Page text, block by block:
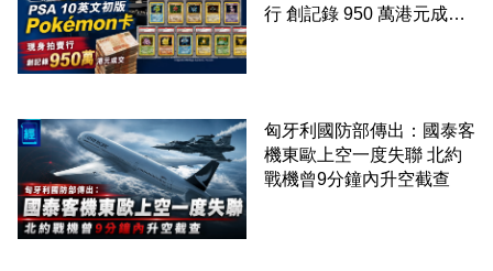
行 創記錄 950 萬港元成交
匈牙利國防部傳出：國泰客
機東歐上空一度失聯 北約
戰機曾9分鐘內升空截查